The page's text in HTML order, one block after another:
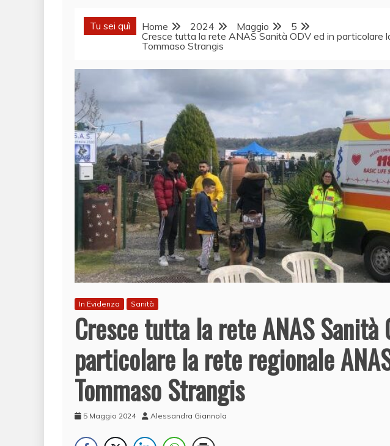
Tu sei quì Home 2024 Maggio
5
Cresce tutta la rete ANAS Sanità ODV ed in particolare
Tommaso Strangis
In Evidenza Sanità
Cresce tutta la rete ANAS Sanità
particolare la rete regionale
Tommaso Strangis
5 Maggio 2024 Alessandra Giannola